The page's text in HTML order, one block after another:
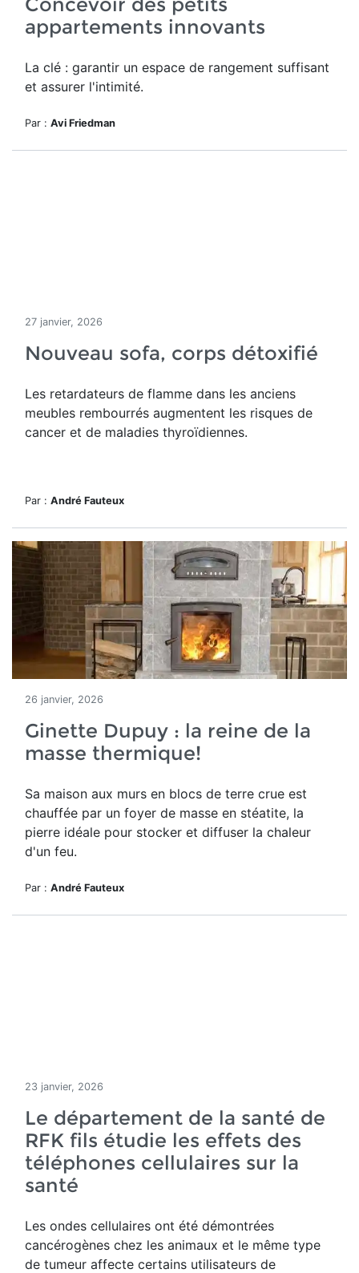
appartements innovants
La clé : garantir un espace de rangement suffisant
et assurer l'intimité.
Par : Avi Friedman
27 janvier, 2026
Nouveau sofa, corps détoxifié
Les retardateurs de flamme dans les anciens
meubles rembourrés augmentent les risques de
cancer et de maladies thyroïdiennes.
Par : André Fauteux
26 janvier, 2026
Ginette Dupuy : la reine de la
masse thermique!
Sa maison aux murs en blocs de terre crue est
chauffée par un foyer de masse en stéatite, la
pierre idéale pour stocker et diffuser la chaleur
d'un feu.
Par : André Fauteux
23 janvier, 2026
Le département de la santé de
RFK fils étudie les effets des
téléphones cellulaires sur la
santé
Les ondes cellulaires ont été démontrées
cancérogènes chez les animaux et le même type
de tumeur affecte certains utilisateurs de